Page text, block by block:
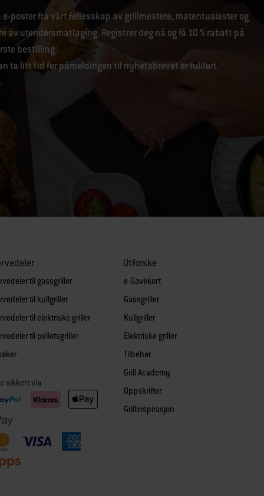
e-poster fra vårt fellesskap av grillmestere, matentusiaster og
av utendørsmatlaging. Registrer deg nå og få 10 % rabatt på
bestilling.
ta litt tid før påmeldingen til nyhetsbrevet er fullført.
til gassgriller
til kullgriller
til elektriske griller
til pelletsgriller
sikkert via
Utforske
e-Gavekort
Gassgriller
Kullgriller
Elektriske griller
Tilbehør
Grill Academy
Oppskrifter
Grillinspirasjon